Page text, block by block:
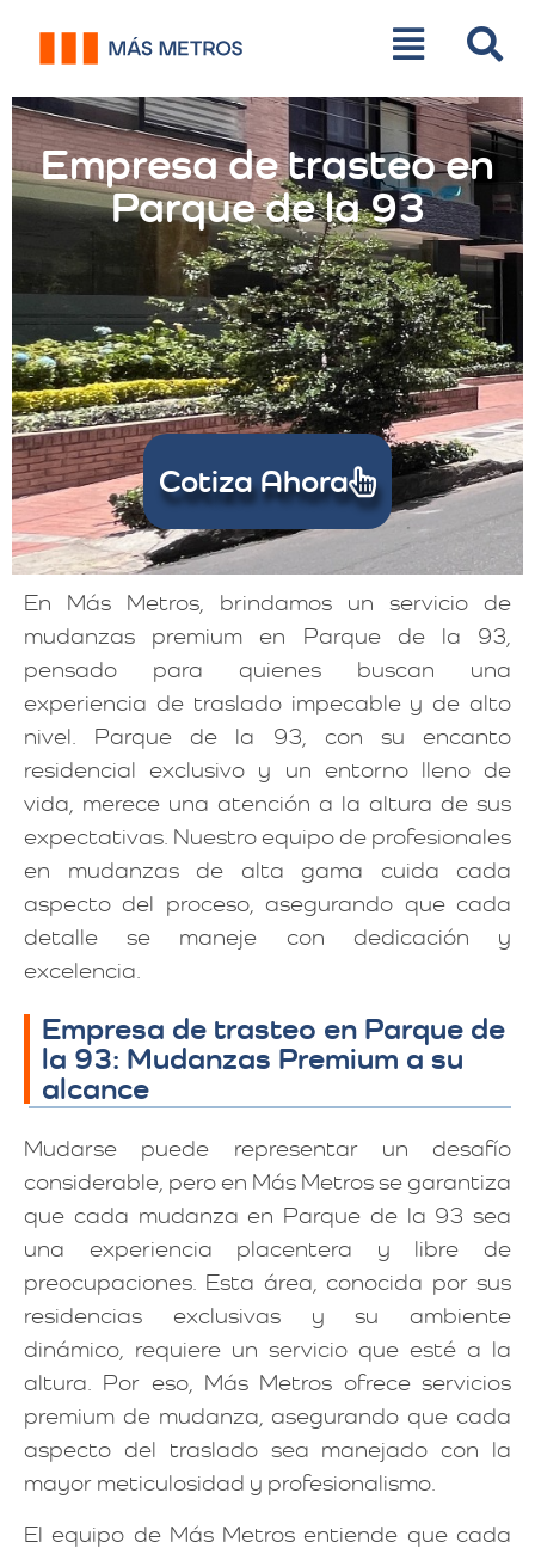
Empresa de trasteo en
Parque de la 93
Cotiza Ahora
En Más Metros, brindamos un servicio de
mudanzas premium en Parque de la 93,
pensado para quienes buscan una
experiencia de traslado impecable y de alto
nivel. Parque de la 93, con su encanto
residencial exclusivo y un entorno lleno de
vida, merece una atención a la altura de sus
expectativas. Nuestro equipo de profesionales
en mudanzas de alta gama cuida cada
aspecto del proceso, asegurando que cada
detalle se maneje con dedicación y
excelencia.
Empresa de trasteo en Parque de
la 93: Mudanzas Premium a su
alcance
Mudarse puede representar un desafío
considerable, pero en Más Metros se garantiza
que cada mudanza en Parque de la 93 sea
una experiencia placentera y libre de
preocupaciones. Esta área, conocida por sus
residencias exclusivas y su ambiente
dinámico, requiere un servicio que esté a la
altura. Por eso, Más Metros ofrece servicios
premium de mudanza, asegurando que cada
aspecto del traslado sea manejado con la
mayor meticulosidad y profesionalismo.
El equipo de Más Metros entiende que cada